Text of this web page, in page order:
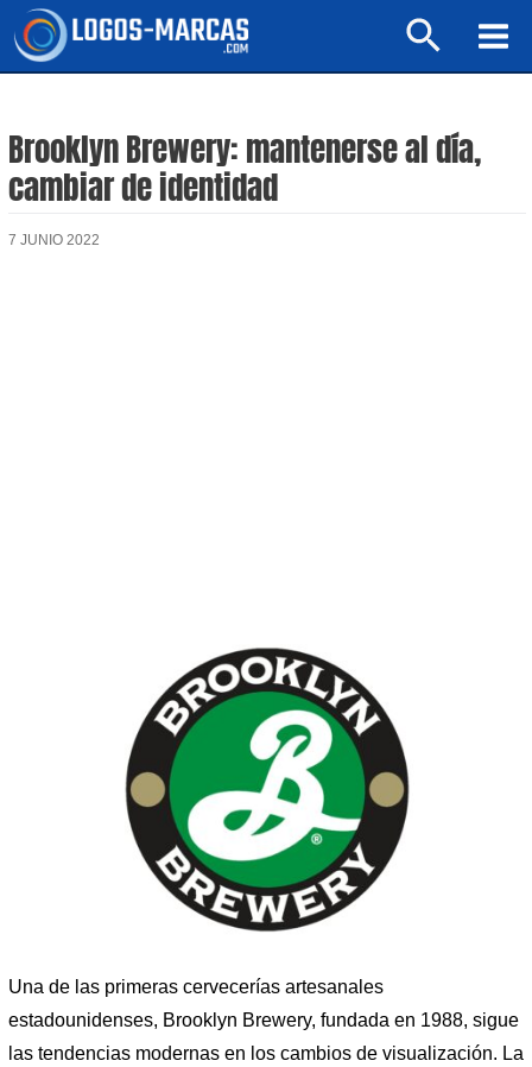
Buscar
Brooklyn Brewery: mantenerse al día,
cambiar de identidad
7 JUNIO 2022
Una de las primeras cervecerías artesanales
estadounidenses, Brooklyn Brewery, fundada en 1988, sigue
las tendencias modernas en los cambios de visualización. La